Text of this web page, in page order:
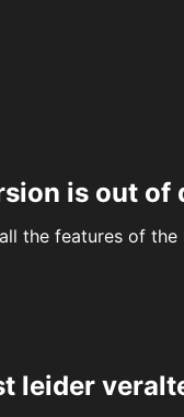
is out of
the features of
leider